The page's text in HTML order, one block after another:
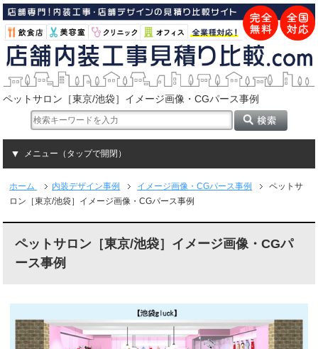
ペットサロン［東京/池袋］イメージ画像・CGパース事例
メニュー（タップで開閉）
ホーム 内装デザイン事例 イメージ画像・CGパース事例
ペットサ
ロン［東京/池袋］イメージ画像・CGパース事例
ペットサロン［東京/池袋］イメージ画像・CGパ
ース事例